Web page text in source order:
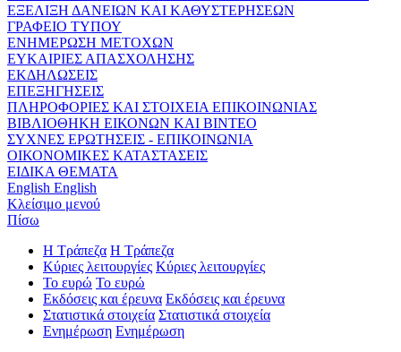
ΕΞΕΛΙΞΗ ΔΑΝΕΙΩΝ ΚΑΙ ΚΑΘΥΣΤΕΡΗΣΕΩΝ
ΓΡΑΦΕΙΟ ΤΥΠΟΥ
ΕΝΗΜΕΡΩΣΗ ΜΕΤΟΧΩΝ
ΕΥΚΑΙΡΙΕΣ ΑΠΑΣΧΟΛΗΣΗΣ
ΕΚΔΗΛΩΣΕΙΣ
ΕΠΕΞΗΓΗΣΕΙΣ
ΠΛΗΡΟΦΟΡΙΕΣ ΚΑΙ ΣΤΟΙΧΕΙΑ ΕΠΙΚΟΙΝΩΝΙΑΣ
ΒΙΒΛΙΟΘΗΚΗ ΕΙΚΟΝΩΝ ΚΑΙ ΒΙΝΤΕΟ
ΣΥΧΝΕΣ ΕΡΩΤΗΣΕΙΣ - ΕΠΙΚΟΙΝΩΝΙΑ
ΟΙΚΟΝΟΜΙΚΕΣ ΚΑΤΑΣΤΑΣΕΙΣ
ΕΙΔΙΚΑ ΘΕΜΑΤΑ
English English
Κλείσιμο μενού
Πίσω
Η Τράπεζα Η Τράπεζα
Κύριες λειτουργίες Κύριες λειτουργίες
Το ευρώ Το ευρώ
Εκδόσεις και έρευνα Εκδόσεις και έρευνα
Στατιστικά στοιχεία Στατιστικά στοιχεία
Ενημέρωση Ενημέρωση